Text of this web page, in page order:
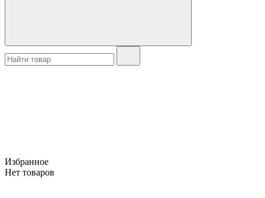
Избранное
Нет товаров